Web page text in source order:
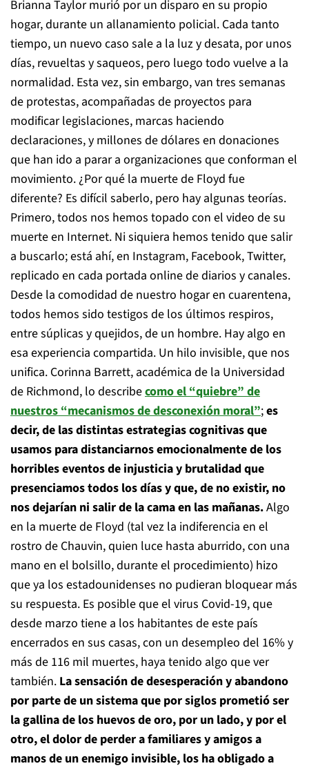
Brianna Taylor murió por un disparo en su propio
hogar, durante un allanamiento policial. Cada tanto
tiempo, un nuevo caso sale a la luz y desata, por unos
días, revueltas y saqueos, pero luego todo vuelve a la
normalidad. Esta vez, sin embargo, van tres semanas
de protestas, acompañadas de proyectos para
modificar legislaciones, marcas haciendo
declaraciones, y millones de dólares en donaciones
que han ido a parar a organizaciones que conforman el
movimiento. ¿Por qué la muerte de Floyd fue
diferente? Es difícil saberlo, pero hay algunas teorías.
Primero, todos nos hemos topado con el video de su
muerte en Internet. Ni siquiera hemos tenido que salir
a buscarlo; está ahí, en Instagram, Facebook, Twitter,
replicado en cada portada online de diarios y canales.
Desde la comodidad de nuestro hogar en cuarentena,
todos hemos sido testigos de los últimos respiros,
entre súplicas y quejidos, de un hombre. Hay algo en
esa experiencia compartida. Un hilo invisible, que nos
unifica. Corinna Barrett, académica de la Universidad
de Richmond, lo describecomo el “quiebre” de
nuestros “mecanismos de desconexión moral”;es
decir, de las distintas estrategias cognitivas que
usamos para distanciarnos emocionalmente de los
horribles eventos de injusticia y brutalidad que
presenciamos todos los días y que, de no existir, no
nos dejarían ni salir de la cama en las mañanas.Algo
en la muerte de Floyd (tal vez la indiferencia en el
rostro de Chauvin, quien luce hasta aburrido, con una
mano en el bolsillo, durante el procedimiento) hizo
que ya los estadounidenses no pudieran bloquear más
su respuesta. Es posible que el virus Covid-19, que
desde marzo tiene a los habitantes de este país
encerrados en sus casas, con un desempleo del 16% y
más de 116 mil muertes, haya tenido algo que ver
también. La sensación de desesperación y abandono
por parte de un sistema que por siglos prometió ser
la gallina de los huevos de oro, por un lado, y por el
otro, el dolor de perder a familiares y amigos a
manos de un enemigo invisible, los ha obligado a